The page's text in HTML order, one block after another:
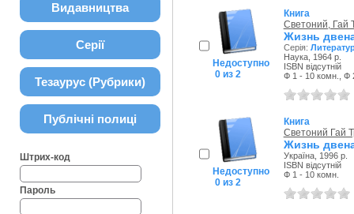
Видавництва
Серії
Тезаурус (Рубрики)
Публічні полиці
Штрих-код
Пароль
Недоступно
0 из 2
Книга
Светоний, Гай
Жизнь
Серія:
Наука, 1964 р.
ISBN відсутній
Ф 1 - 10 комн., Ф
Недоступно
0 из 2
Книга
Светоний Гай
Жизнь
Україна, 1996 р.
ISBN відсутній
Ф 1 - 10 комн.